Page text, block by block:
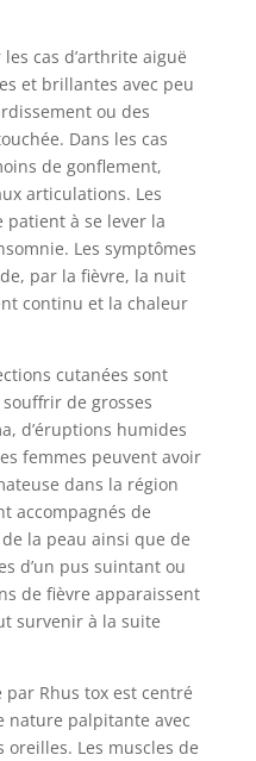
cas d’arthrite aiguë
et brillantes avec peu
ou des
Dans les cas
de gonflement,
articulations. Les
à se lever la
Les symptômes
par la fièvre, la nuit
continu et la chaleur
cutanées sont
de grosses
d’éruptions humides
femmes peuvent avoir
dans la région
accompagnés de
la peau ainsi que de
d’un pus suintant ou
de fièvre apparaissent
survenir à la suite
Rhus tox est centré
nature palpitante avec
Les muscles de